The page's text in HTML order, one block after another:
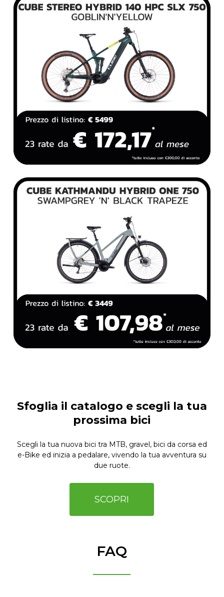
Sfoglia il catalogo e scegli la tua
prossima bici
Scegli la tua nuova bici tra MTB, gravel, bici da corsa ed
e-Bike ed inizia a pedalare, vivendo la tua avventura su
due ruote.
SCOPRI
FAQ